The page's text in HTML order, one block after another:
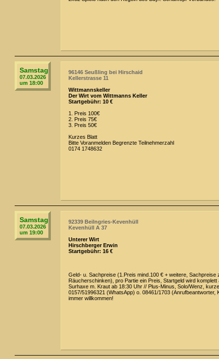
Samstag
07.03.2026
um 18:00
96146 Seußling bei Hirschaid
Kellerstrasse 11
Wittmannskeller
Der Wirt vom Wittmanns Keller
Startgebühr: 10 €
1. Preis 100€
2. Preis 75€
3. Preis 50€
Kurzes Blatt
Bitte Voranmelden Begrenzte Teilnehmerzahl
0174 1748632
Samstag
07.03.2026
um 19:00
92339 Beilngries-Kevenhüll
Kevenhüll A 37
Unterer Wirt
Hirschberger Erwin
Startgebühr: 16 €
Geld- u. Sachpreise (1.Preis mind.100 € + weitere, Sachpreise
Räucherschinken), pro Partie ein Preis, Startgeld wird
Surhaxe m. Kraut ab 18:30 Uhr // Plus-Minus, Solo/Wenz,
0157/51996321 (WhatsApp) o. 08461/1703 (Anrufbeantworter,
immer willkommen!